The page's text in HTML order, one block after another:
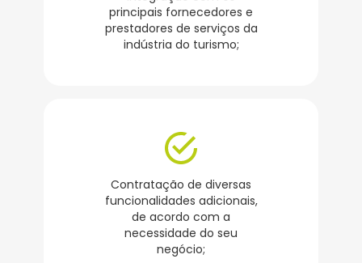
principais fornecedores e
prestadores de serviços da
indústria do turismo;
Contratação de diversas
funcionalidades adicionais,
de acordo com a
necessidade do seu
negócio;